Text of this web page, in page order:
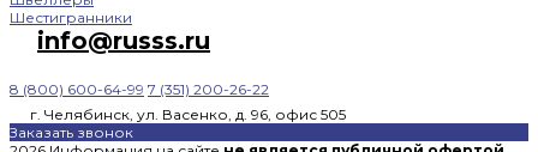
Шестигранники
info@russs.ru
8 (800) 600-64-99 7 (351) 200-26-22
г. Челябинск, ул. Васенко, д. 96, офис 505
Заказать звонок